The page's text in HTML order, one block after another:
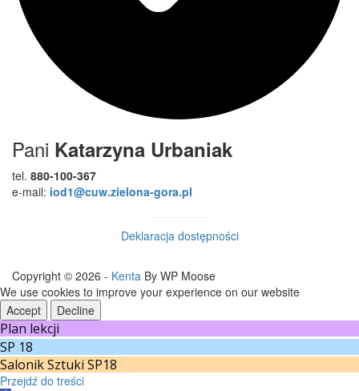
Pani Katarzyna Urbaniak
tel. 880-100-367
e-mail: iod1@cuw.zielona-gora.pl
Deklaracja dostępności
Copyright © 2026 - Kenta By WP Moose
We use cookies to improve your experience on our website
Accept
Decline
Plan lekcji
SP 18
Salonik Sztuki SP18
Przejdź do treści